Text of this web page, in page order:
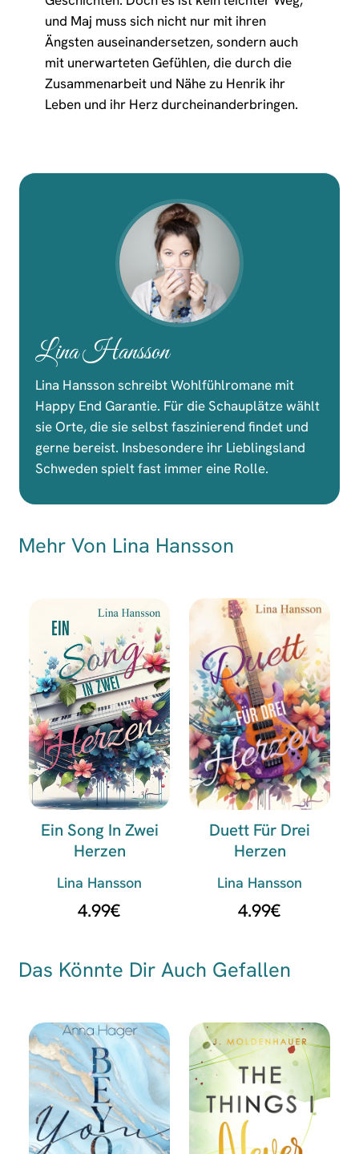
und Maj muss sich nicht nur mit ihren
Ängsten auseinandersetzen, sondern auch
mit unerwarteten Gefühlen, die durch die
Zusammenarbeit und Nähe zu Henrik ihr
Leben und ihr Herz durcheinanderbringen.
Lina Hansson
Lina Hansson schreibt Wohlfühlromane mit
Happy End Garantie. Für die Schauplätze wählt
sie Orte, die sie selbst faszinierend findet und
gerne bereist. Insbesondere ihr Lieblingsland
Schweden spielt fast immer eine Rolle.
Mehr Von Lina Hansson
Ein Song In Zwei
Herzen
Lina Hansson
4.99€
Duett Für Drei
Herzen
Lina Hansson
4.99€
Das Könnte Dir Auch Gefallen